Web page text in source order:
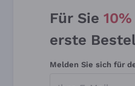
Für Sie
erste
Melden Sie sich für